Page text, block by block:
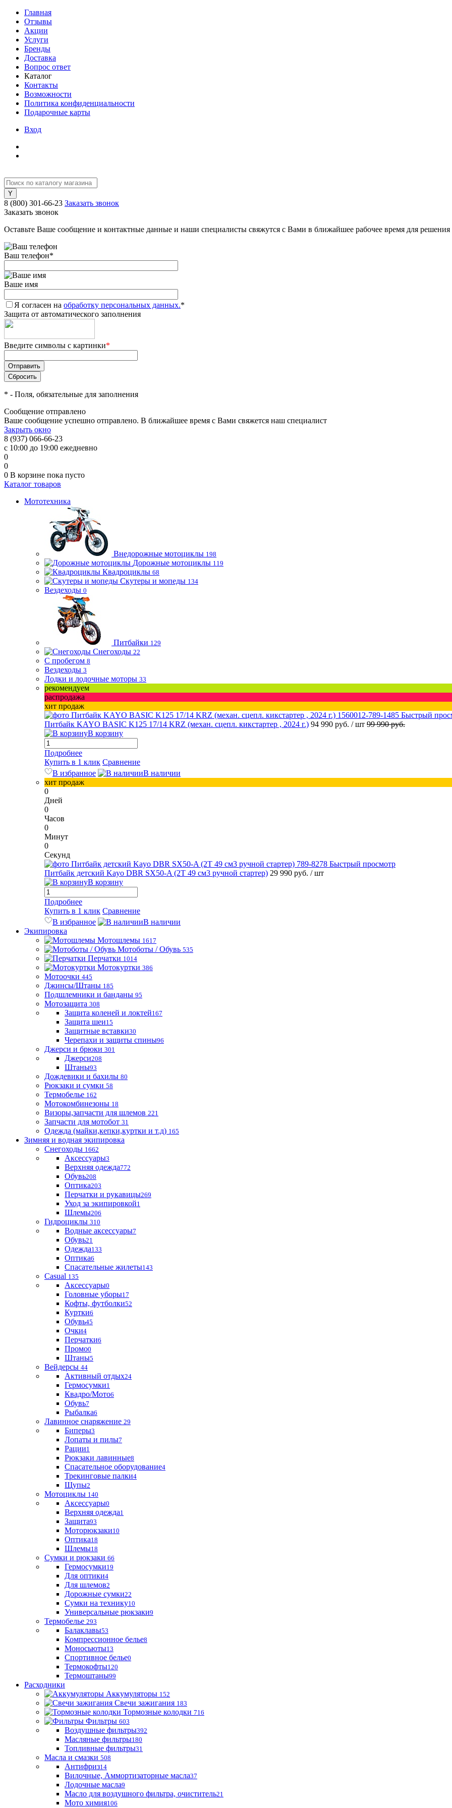
Главная
Отзывы
Акции
Услуги
Бренды
Доставка
Вопрос ответ
Каталог
Контакты
Возможности
Политика конфиденциальности
Подарочные карты
Вход
8 (800) 301-66-23 Заказать звонок
Заказать звонок
Оставьте Ваше сообщение и контактные данные и наши специалисты свяжутся с Вами в ближайшее рабочее время для
Ваш телефон*
Ваше имя
Я согласен на обработку персональных данных.*
Защита от автоматического заполнения
Введите символы с картинки*
* - Поля, обязательные для заполнения
Сообщение отправлено
Ваше сообщение успешно отправлено. В ближайшее время с Вами свяжется наш специалист
Закрыть окно
8 (937) 066-66-23
с 10:00 до 19:00 ежедневно
0
0
0 В корзине пока пусто
Каталог товаров
Мототехника
Внедорожные мотоциклы 198
Дорожные мотоциклы 119
Квадроциклы 68
Скутеры и мопеды 134
Вездеходы 0
Питбайки 129
Снегоходы 22
С пробегом 8
Вездеходы 3
Лодки и лодочные моторы 33
рекомендуем
распродажа
хит продаж
Быстрый
Питбайк KAYO BASIC K125 17/14 KRZ (механ. сцепл. кикстартер , 2024 г.) 94 990 руб. / шт 99 990 руб.
В корзину
Подробнее
Купить в 1 клик Сравнение
В избранное
В наличии
хит продаж
0
Дней
0
Часов
0
Минут
0
Секунд
Быстрый просмотр
Питбайк детский Kayo DBR SX50-A (2T 49 см3 ручной стартер) 29 990 руб. / шт
В корзину
Подробнее
Купить в 1 клик Сравнение
В избранное
В наличии
Экипировка
Мотошлемы 1617
Мотоботы / Обувь 535
Перчатки 1014
Мотокуртки 386
Мотоочки 445
Джинсы/Штаны 185
Подшлемники и банданы 95
Мотозащита 308
Защита коленей и локтей167
Защита шеи15
Защитные вставки30
Черепахи и защиты спины96
Джерси и брюки 301
Джерси208
Штаны93
Дождевики и бахилы 80
Рюкзаки и сумки 58
Термобелье 162
Мотокомбинезоны 18
Визоры,запчасти для шлемов 221
Запчасти для мотобот 31
Одежда (майки,кепки,куртки и т.д) 165
Зимняя и водная экипировка
Снегоходы 1662
Аксессуары3
Верхняя одежда772
Обувь208
Оптика203
Перчатки и рукавицы269
Уход за экипировкой1
Шлемы206
Гидроциклы 310
Водные аксессуары7
Обувь21
Одежда133
Оптика6
Спасательные жилеты143
Casual 135
Аксессуары0
Головные уборы17
Кофты, футболки52
Куртки6
Обувь45
Очки4
Перчатки6
Промо0
Штаны5
Вейдерсы 44
Активный отдых24
Гермосумки1
Квадро/Мото6
Обувь7
Рыбалка6
Лавинное снаряжение 29
Биперы3
Лопаты и пилы7
Рации1
Рюкзаки лавинные8
Спасательное оборудование4
Трекинговые палки4
Щупы2
Мотоциклы 140
Аксессуары0
Верхняя одежда1
Защита93
Моторюкзаки10
Оптика18
Шлемы18
Сумки и рюкзаки 66
Гермосумки19
Для оптики4
Для шлемов2
Дорожные сумки22
Сумки на технику10
Универсальные рюкзаки9
Термобелье 293
Балаклавы53
Компрессионное белье8
Моносьюты13
Спортивное белье0
Термокофты120
Термоштаны99
Расходники
Аккумуляторы 152
Свечи зажигания 183
Тормозные колодки 716
Фильтры 603
Воздушные фильтры392
Масляные фильтры180
Топливные фильтры31
Масла и смазки 508
Антифриз14
Вилочные, Аммортизаторные масла37
Лодочные масла9
Масло для воздушного фильтра, очиститель21
Мото химия106